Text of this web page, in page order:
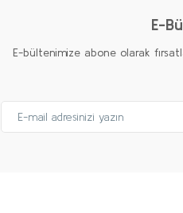
E-
E-bültenimize abone olarak